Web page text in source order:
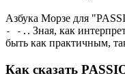
Азбука Морзе для
- -. . Зная, как
быть как практичным,
Как сказать